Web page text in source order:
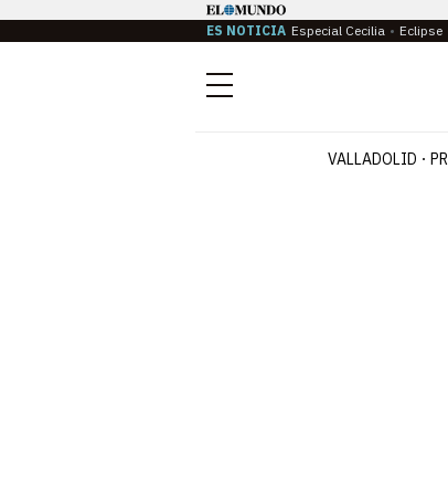
ES NOTICIA Especial Cecilia Eclipse
Menú
VALLADOLID